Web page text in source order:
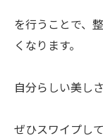
を行うことで、
くなります。
自分らしい美し
ぜひスワイプし